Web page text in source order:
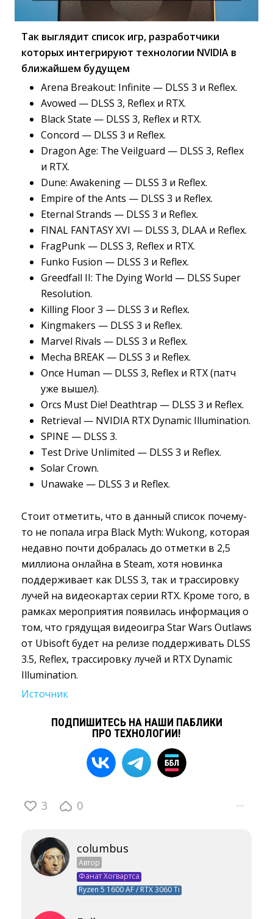
Так выглядит список игр, разработчики
которых интегрируют технологии NVIDIA в
ближайшем будущем
Arena Breakout: Infinite — DLSS 3 и Reflex.
Avowed — DLSS 3, Reflex и RTX.
Black State — DLSS 3, Reflex и RTX.
Concord — DLSS 3 и Reflex.
Dragon Age: The Veilguard — DLSS 3, Reflex
и RTX.
Dune: Awakening — DLSS 3 и Reflex.
Empire of the Ants — DLSS 3 и Reflex.
Eternal Strands — DLSS 3 и Reflex.
FINAL FANTASY XVI — DLSS 3, DLAA и Reflex.
FragPunk — DLSS 3, Reflex и RTX.
Funko Fusion — DLSS 3 и Reflex.
Greedfall II: The Dying World — DLSS Super
Resolution.
Killing Floor 3 — DLSS 3 и Reflex.
Kingmakers — DLSS 3 и Reflex.
Marvel Rivals — DLSS 3 и Reflex.
Mecha BREAK — DLSS 3 и Reflex.
Once Human — DLSS 3, Reflex и RTX (патч
уже вышел).
Orcs Must Die! Deathtrap — DLSS 3 и Reflex.
Retrieval — NVIDIA RTX Dynamic Illumination.
SPINE — DLSS 3.
Test Drive Unlimited — DLSS 3 и Reflex.
Solar Crown.
Unawake — DLSS 3 и Reflex.
Стоит отметить, что в данный список почему-
то не попала игра Black Myth: Wukong, которая
недавно почти добралась до отметки в 2,5
миллиона онлайна в Steam, хотя новинка
поддерживает как DLSS 3, так и трассировку
лучей на видеокартах серии RTX. Кроме того, в
рамках мероприятия появилась информация о
том, что грядущая видеоигра Star Wars Outlaws
от Ubisoft будет на релизе поддерживать DLSS
3.5, Reflex, трассировку лучей и RTX Dynamic
Illumination.
Источник
ПОДПИШИТЕСЬ НА НАШИ ПАБЛИКИ
ПРО ТЕХНОЛОГИИ!
3 0 ···
columbus
Автор
Фанат Хогвартса
Ryzen 5 1600 AF / RTX 3060 Ti